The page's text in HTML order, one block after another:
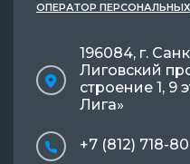
ОПЕРАТОР
196084, г.
Лиговский
строение 1, 9
Лига»
+7 (812) 718-